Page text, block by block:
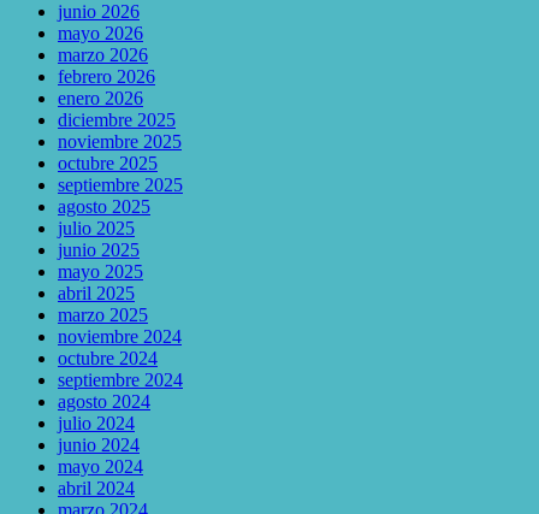
junio 2026
mayo 2026
marzo 2026
febrero 2026
enero 2026
diciembre 2025
noviembre 2025
octubre 2025
septiembre 2025
agosto 2025
julio 2025
junio 2025
mayo 2025
abril 2025
marzo 2025
noviembre 2024
octubre 2024
septiembre 2024
agosto 2024
julio 2024
junio 2024
mayo 2024
abril 2024